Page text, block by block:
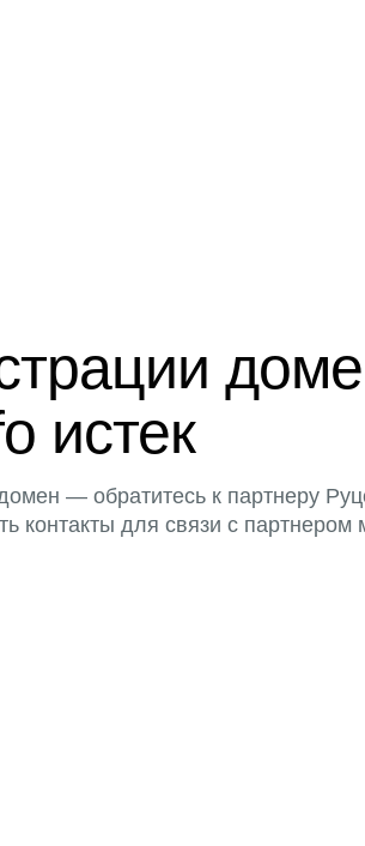
истек
— обратитесь к партнеру
контакты для связи с партнером